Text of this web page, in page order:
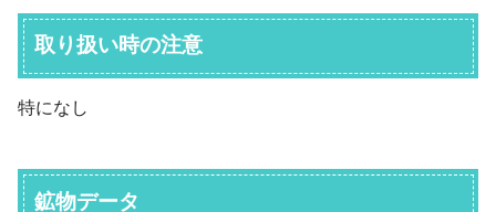
取り扱い時の注意
特になし
鉱物データ